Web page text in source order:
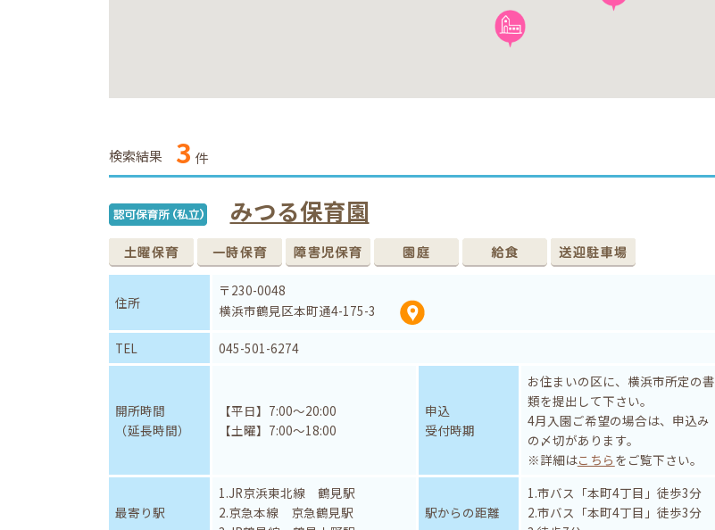
検索結果
3 件
みつる保育園
住所
〒230-0048
横浜市鶴見区本町通4-175-3
TEL 045-501-6274
開所時間
（延長時間）
【平日】7:00～20:00
【土曜】7:00～18:00
申込
受付時期
お住まいの区に、横浜市所定の書
類を提出して下さい。
4月入園ご希望の場合は、申込み
の〆切があります。
※詳細はこちら をご覧下さい。
最寄り駅
1.JR京浜東北線 鶴見駅
2.京急本線 京急鶴見駅
駅からの距離
1.市バス「本町4丁目」徒歩3分
2.市バス「本町4丁目」徒歩3分